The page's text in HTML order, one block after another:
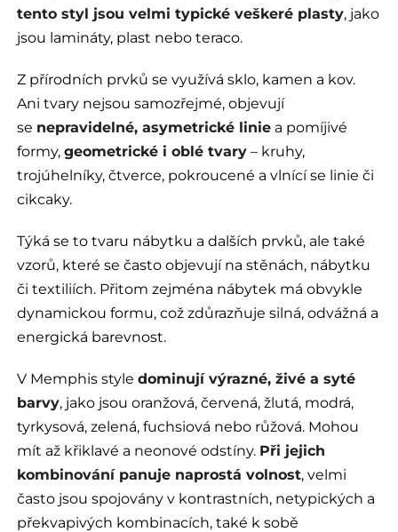
tento styl jsou velmi typické veškeré plasty, jako
jsou lamináty, plast nebo teraco.
Z přírodních prvků se využívá sklo, kamen a kov.
Ani tvary nejsou samozřejmé, objevují
se nepravidelné, asymetrické linie a pomíjivé
formy,geometrické i oblé tvary – kruhy,
trojúhelníky, čtverce, pokroucené a vlnící se linie či
cikcaky.
Týká se to tvaru nábytku a dalších prvků, ale také
vzorů, které se často objevují na stěnách, nábytku
či textiliích. Přitom zejména nábytek má obvykle
dynamickou formu, což zdůrazňuje silná, odvážná a
energická barevnost.
V Memphis styledominují výrazné, živé a syté
barvy, jako jsou oranžová, červená, žlutá, modrá,
tyrkysová, zelená, fuchsiová nebo růžová. Mohou
mít až křiklavé a neonové odstíny. Při jejich
kombinování panuje naprostá volnost, velmi
často jsou spojovány v kontrastních, netypických a
překvapivých kombinacích, také k sobě